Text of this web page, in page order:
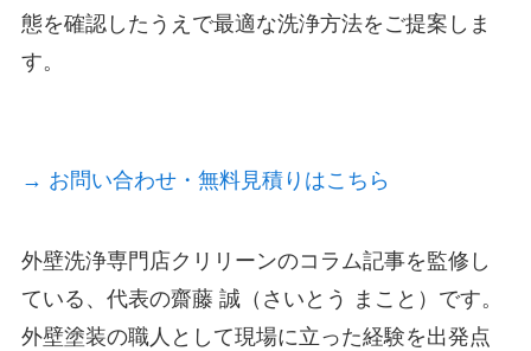
態を確認したうえで最適な洗浄方法をご提案しま
す。
→ お問い合わせ・無料見積りはこちら
外壁洗浄専門店クリリーンのコラム記事を監修し
ている、代表の齋藤 誠（さいとう まこと）です。
外壁塗装の職人として現場に立った経験を出発点